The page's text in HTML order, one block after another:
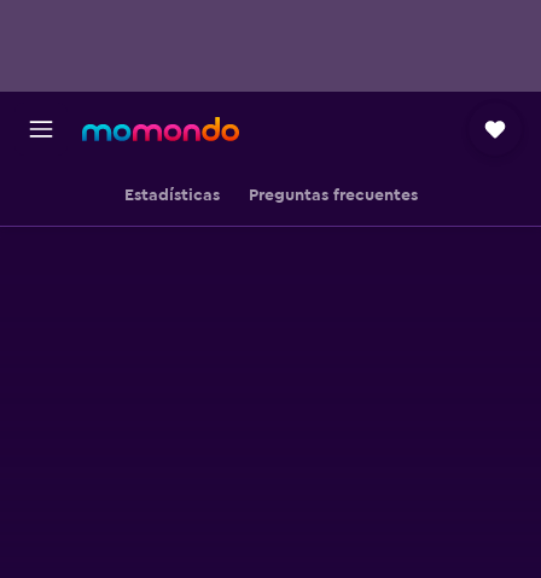
Estadísticas Preguntas frecuentes